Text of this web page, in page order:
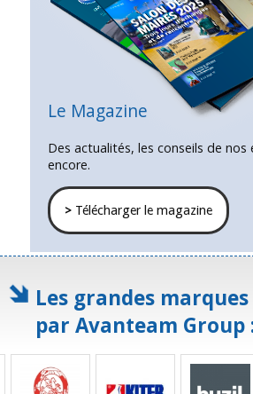
Le Magazine
Des actualités, les conseils de
encore.
>Télécharger le magazine
Les grandes
par Avanteam Group